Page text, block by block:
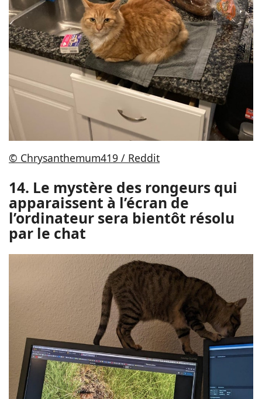
© Chrysanthemum419 / Reddit
14. Le mystère des rongeurs qui
apparaissent à l’écran de
l’ordinateur sera bientôt résolu
par le chat